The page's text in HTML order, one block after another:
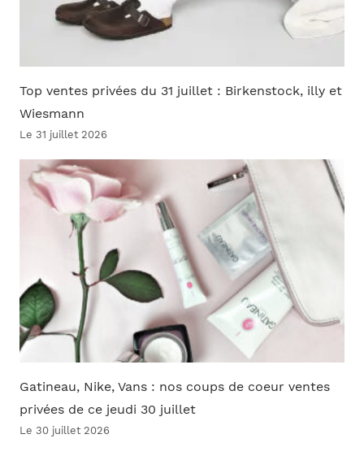
Top ventes privées du 31 juillet : Birkenstock, illy et
Wiesmann
Le 31 juillet 2026
Gatineau, Nike, Vans : nos coups de coeur ventes
privées de ce jeudi 30 juillet
Le 30 juillet 2026